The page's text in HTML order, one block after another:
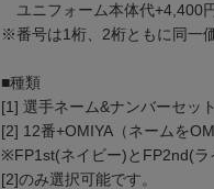
ユニフォーム本体代+4,400
※番号は1桁、2桁ともに同一
■種類
[1] 選手ネーム&ナンバーセット
[2] 12番+OMIYA（ネームを
※FP1st(ネイビー)とFP2nd(ラ
[2]のみ選択可能です。